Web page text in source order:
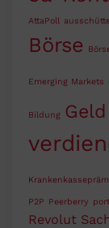
AttaPoll
Börse
Emerging Markets
Bildung
P2P Peerberry
Revolut